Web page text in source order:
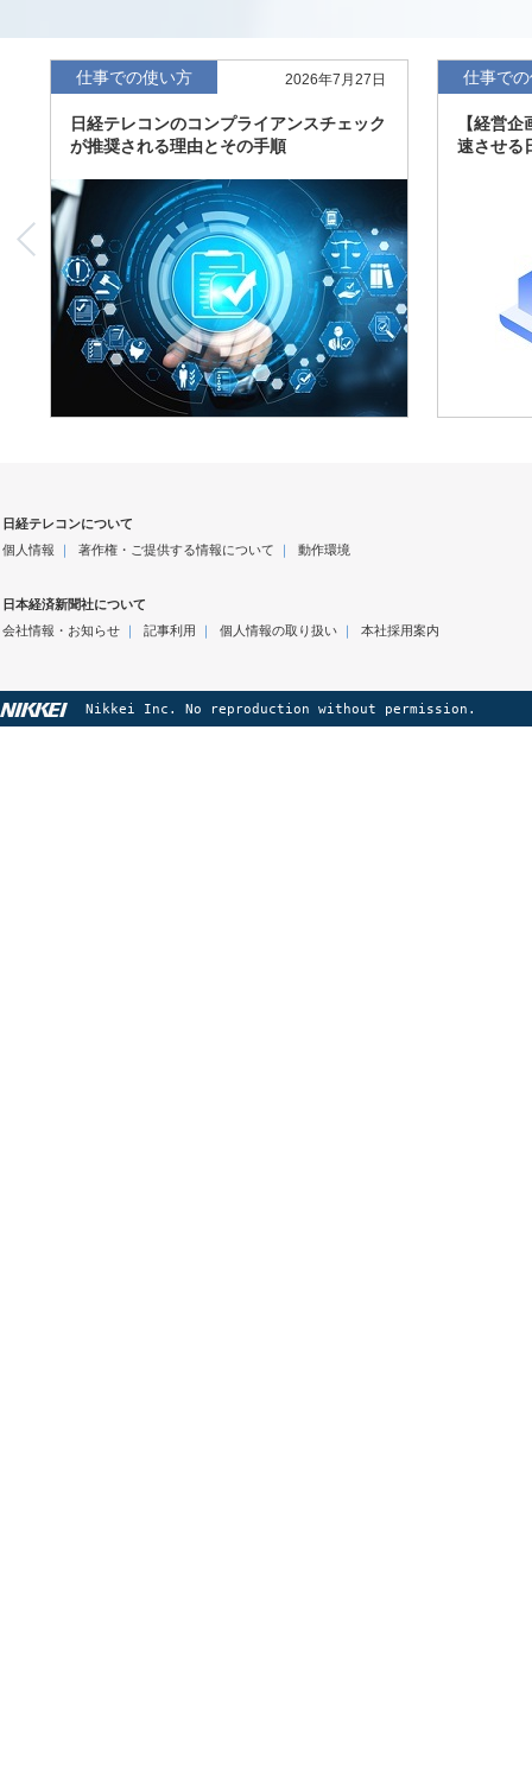
「日経POS情報マーケットレポート」の最新版、10～3月実
績の市場動向を速報
度の予想を実施
仕事での使い方 2026年7月27日
日経テレコンのコンプライアンスチェック
が推奨される理由とその手順
仕事で
【経営
速させる
日経テレコンについて
個人情報 ｜ 著作権・ご提供する情報について ｜ 動作環境
日本経済新聞社について
会社情報・お知らせ｜ 記事利用 ｜ 個人情報の取り扱い｜ 本社採用案内
Nikkei Inc. No reproduction without permission.